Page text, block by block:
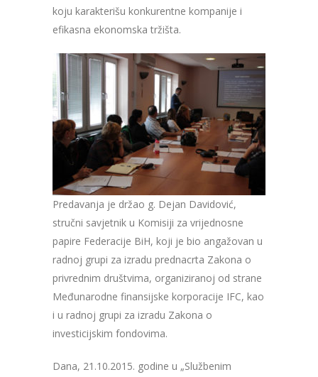
koju karakterišu konkurentne kompanije i
efikasna ekonomska tržišta.
Predavanja je držao g. Dejan Davidović,
stručni savjetnik u Komisiji za vrijednosne
papire Federacije BiH, koji je bio angažovan u
radnoj grupi za izradu prednacrta Zakona o
privrednim društvima, organiziranoj od strane
Međunarodne finansijske korporacije IFC, kao
i u radnoj grupi za izradu Zakona o
investicijskim fondovima.
Dana, 21.10.2015. godine u „Službenim